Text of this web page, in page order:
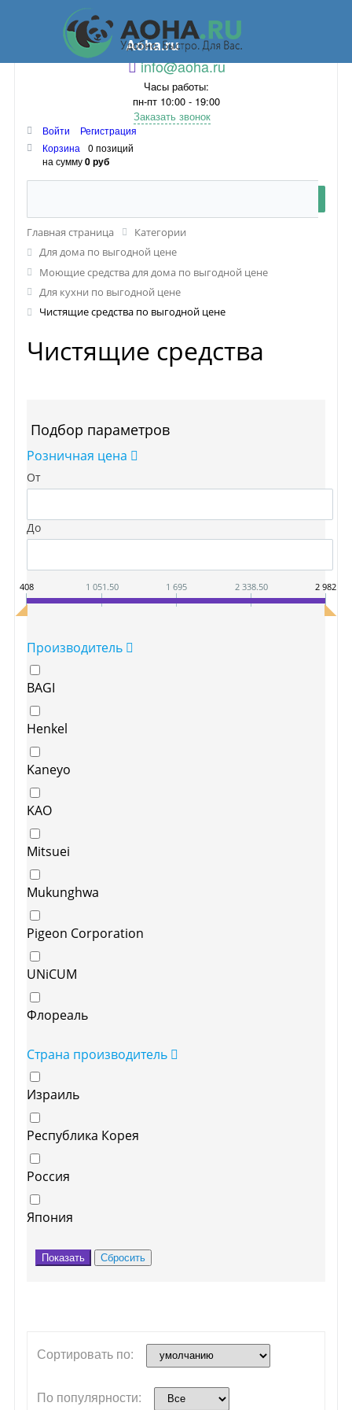
Aoha.ru
info@aoha.ru
Часы работы:
пн-пт 10:00 - 19:00
Заказать звонок
Войти
Регистрация
Корзина
0 позиций
на сумму0 руб
Главная страница
Категории
Для дома по выгодной цене
Моющие средства для дома по выгодной цене
Для кухни по выгодной цене
Чистящие средства по выгодной цене
Чистящие средства
Подбор параметров
Розничная цена
От
До
408 1 051.50 1 695 2 338.50 2 982
Производитель
BAGI
Henkel
Kaneyo
KAO
Mitsuei
Mukunghwa
Pigeon Corporation
UNiCUM
Флореаль
Страна производитель
Израиль
Республика Корея
Россия
Япония
Сортировать по:
По популярности: